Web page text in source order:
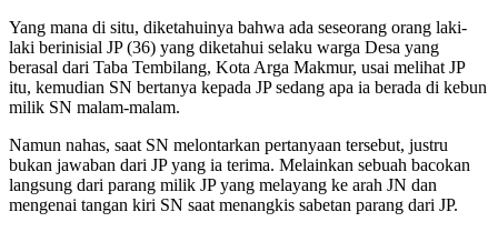
Yang mana di situ, diketahuinya bahwa ada seseorang orang laki-
laki berinisial JP (36) yang diketahui selaku warga Desa yang
berasal dari Taba Tembilang, Kota Arga Makmur, usai melihat JP
itu, kemudian SN bertanya kepada JP sedang apa ia berada di kebun
milik SN malam-malam.
Namun nahas, saat SN melontarkan pertanyaan tersebut, justru
bukan jawaban dari JP yang ia terima. Melainkan sebuah bacokan
langsung dari parang milik JP yang melayang ke arah JN dan
mengenai tangan kiri SN saat menangkis sabetan parang dari JP.